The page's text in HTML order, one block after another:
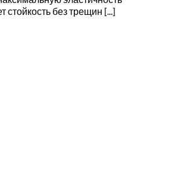
стойкость без трещин [...]